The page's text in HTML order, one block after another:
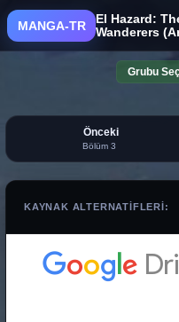
MANGA-TR
El Hazard:
Wanderers
Grubu
Önceki
Bölüm 3
KAYNAK ALTERNATIFLERI: